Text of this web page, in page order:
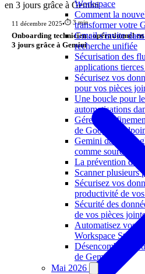
Workspace
Comment la
transformer votre
Gmail s'invite
recherche unifiée
Sécurisation des
applications
Sécurisez vos
pour vos pièces
Une boucle pour
automatisations
Gérez plus
de Google
Gemini dans
comme sources de
La prévention des
Scanner plusieurs
Sécurisez vos
productivité de
Sécurité des
de vos pièces
Automatisez vos
Workspace Studio
Désencombrez
de Gemini
Mai 2026
11 décembre 2025•⏱️ 3 min
Onboarding technicien : opérationnel en
3 jours grâce à Gemini